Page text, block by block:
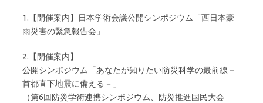
1.【開催案内】日本学術会議公開シンポジウム「西日本豪
雨災害の緊急報告会」
2.【開催案内】
公開シンポジウム「あなたが知りたい防災科学の最前線－
首都直下地震に備える－」
（第6回防災学術連携シンポジウム、防災推進国民大会